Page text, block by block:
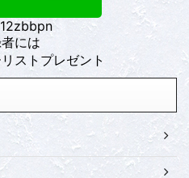
には
ストプレゼント